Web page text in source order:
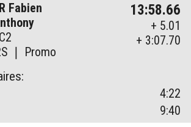
Fabien
❘ Promo
13:58.66
+ 5.01
+ 3:07.70
4:22
9:40